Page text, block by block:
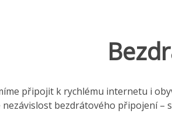
připojit k rychlému internetu i
nezávislost bezdrátového připojení